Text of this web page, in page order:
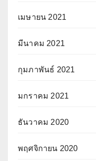
เมษายน 2021
มีนาคม 2021
กุมภาพันธ์ 2021
มกราคม 2021
ธันวาคม 2020
พฤศจิกายน 2020